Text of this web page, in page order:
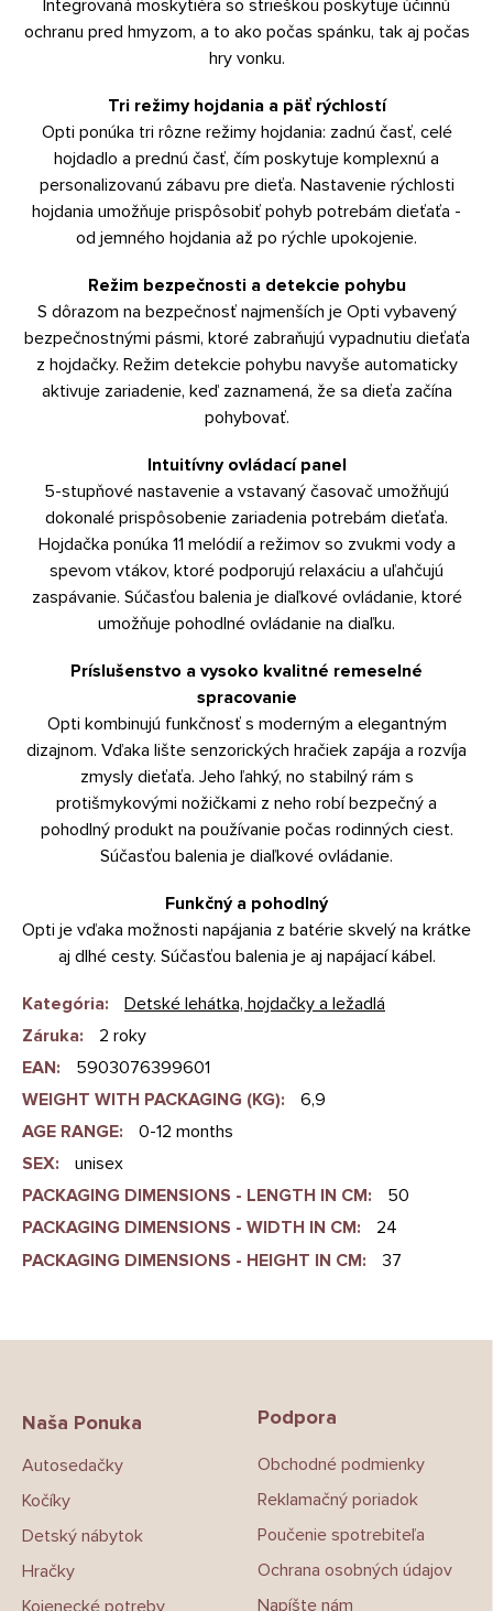
Integrovaná moskytiéra so strieškou poskytuje účinnú
ochranu pred hmyzom, a to ako počas spánku, tak aj počas
hry vonku.
Tri režimy hojdania a päť rýchlostí
Opti ponúka tri rôzne režimy hojdania: zadnú časť, celé
hojdadlo a prednú časť, čím poskytuje komplexnú a
personalizovanú zábavu pre dieťa. Nastavenie rýchlosti
hojdania umožňuje prispôsobiť pohyb potrebám dieťaťa -
od jemného hojdania až po rýchle upokojenie.
Režim bezpečnosti a detekcie pohybu
S dôrazom na bezpečnosť najmenších je Opti vybavený
bezpečnostnými pásmi, ktoré zabraňujú vypadnutiu dieťaťa
z hojdačky. Režim detekcie pohybu navyše automaticky
aktivuje zariadenie, keď zaznamená, že sa dieťa začína
pohybovať.
Intuitívny ovládací panel
5-stupňové nastavenie a vstavaný časovač umožňujú
dokonalé prispôsobenie zariadenia potrebám dieťaťa.
Hojdačka ponúka 11 melódií a režimov so zvukmi vody a
spevom vtákov, ktoré podporujú relaxáciu a uľahčujú
zaspávanie. Súčasťou balenia je diaľkové ovládanie, ktoré
umožňuje pohodlné ovládanie na diaľku.
Príslušenstvo a vysoko kvalitné remeselné
spracovanie
Opti kombinujú funkčnosť s moderným a elegantným
dizajnom. Vďaka lište senzorických hračiek zapája a rozvíja
zmysly dieťaťa. Jeho ľahký, no stabilný rám s
protišmykovými nožičkami z neho robí bezpečný a
pohodlný produkt na používanie počas rodinných ciest.
Súčasťou balenia je diaľkové ovládanie.
Funkčný a pohodlný
Opti je vďaka možnosti napájania z batérie skvelý na krátke
aj dlhé cesty. Súčasťou balenia je aj napájací kábel.
Kategória:
Detské lehátka, hojdačky a ležadlá
Záruka:
2 roky
EAN:
5903076399601
WEIGHT WITH PACKAGING (KG):
6,9
AGE RANGE:
0-12 months
SEX:
unisex
PACKAGING DIMENSIONS - LENGTH IN CM:
50
PACKAGING DIMENSIONS - WIDTH IN CM:
24
PACKAGING DIMENSIONS - HEIGHT IN CM: 37
Naša Ponuka
Autosedačky
Kočíky
Detský nábytok
Hračky
Podpora
Obchodné podmienky
Reklamačný poriadok
Poučenie spotrebiteľa
Ochrana osobných údajov
Napíšte nám